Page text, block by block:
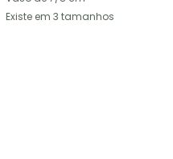
Existe em 3 tamanhos